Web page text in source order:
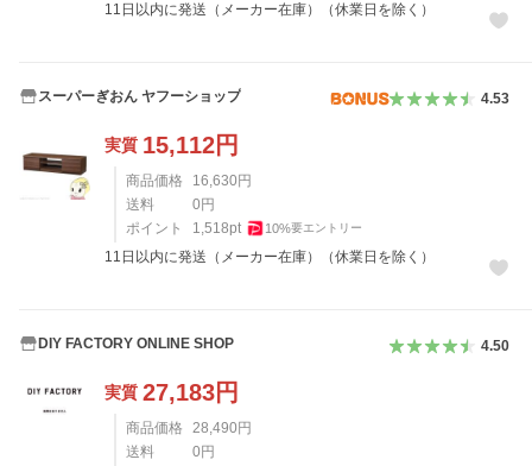
11日以内に発送（メーカー在庫）（休業日を除く）
スーパーぎおん ヤフーショップ 4.53
実質 15,112円
商品価格 16,630 円
送料
0 円
ポイント
1,518pt 10%要エントリー
11日以内に発送（メーカー在庫）（休業日を除く）
DIY FACTORY ONLINE SHOP 4.50
実質 27,183円
商品価格 28,490 円
送料
0 円